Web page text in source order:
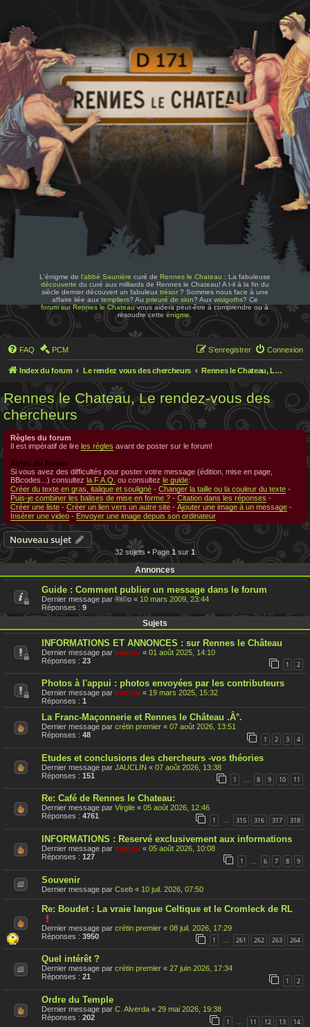
L'énigme de l'abbé Saunière curé de Rennes le Chateau : La fabuleuse
découverte du curé aux milliards de Rennes le Chateau! A t-il à la fin du
siècle dernier découvert un fabuleux trésor? Sommes nous face à une
affaire liée aux templiers? Au prieuré de sion? Aux wisigoths? Ce
forum sur Rennes le Chateauvous aidera peut-être à comprendre ou à
résoudre cetteénigme
FAQ PCM Connexion
S’enregistrer
Index du forum Le rendez vous des chercheurs Rennes le Chateau, Le rendez-vous des chercheurs
Rennes le Chateau, Le rendez-vous des
chercheurs
Règles du forum
Il est impératif de lire les règles avant de poster sur le forum!
Aides du forum
Si vous avez des difficultés pour poster votre message (édition, mise en page,
BBcodes...) consultez la F.A.Q. ou consultez le guide:
Créer du texte en gras, italique et souligné - Changer la taille ou la couleur du texte -
Puis-je combiner les balises de mise en forme ? - Citation dans les réponses -
Créer une liste - Créer un lien vers un autre site - Ajouter une image à un message -
Insérer une video - Envoyer une image depuis son ordinateur
Nouveau sujet
32 sujets • Page 1sur 1
Annonces
Guide : Comment publier un message dans le forum
Dernier message par ®i©o « 10 mars 2009, 23:44
Réponses : 9
Sujets
INFORMATIONS ET ANNONCES : sur Rennes le Château
Dernier message par cardou « 01 août 2025, 14:10
Réponses : 23 1 2
Photos à l'appui : photos envoyées par les contributeurs
Dernier message par cardou « 19 mars 2025, 15:32
Réponses : 1
La Franc-Maçonnerie et Rennes le Château .Â°.
Dernier message par crétin premier « 07 août 2026, 13:51
Réponses : 48 1 2 3 4
Etudes et conclusions des chercheurs -vos théories
Dernier message par JAUCLIN « 07 août 2026, 13:38
Réponses : 151 1 … 8 9 10 11
Re: Café de Rennes le Chateau:
Dernier message par Virgile « 05 août 2026, 12:46
Réponses : 4761 1 … 315 316 317 318
INFORMATIONS : Reservé exclusivement aux informations
Dernier message par cardou « 05 août 2026, 10:08
Réponses : 127 1 6 7 8 9
Souvenir
Dernier message par Cseb « 10 juil. 2026, 07:50
Re: Boudet : La vraie langue Celtique et le Cromleck de RL
e
s
e
t
a
é
r
a
Dernier message par crétin premier « 08 juil. 2026, 17:29
Réponses : 3950 1 … 261 262 263 264
Quel intérêt ?
Dernier message par crétin premier « 27 juin 2026, 17:34
Réponses : 21 1 2
Ordre du Temple
Dernier message par C. Alverda « 29 mai 2026, 19:38
Réponses : 202 1 11 12 13 14